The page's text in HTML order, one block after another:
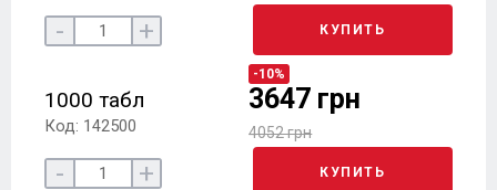
- + КУПИТЬ
1000 табл
Код: 142500
-10%
3647 грн
4052 грн
- + КУПИТЬ